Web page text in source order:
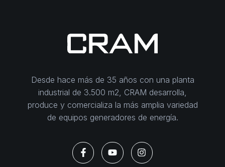
Desde hace más de 35 años con una planta
industrial de 3.500 m2, CRAM desarrolla,
produce y comercializa la más amplia variedad
de equipos generadores de energía.